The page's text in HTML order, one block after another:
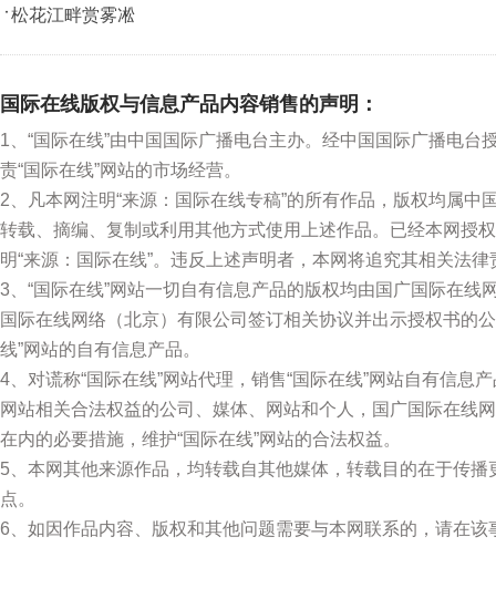
松花江畔赏雾凇
国际在线版权与信息产品内容销售的声明：
1、“国际在线”由中国国际广播电台主办。经中国国际广播电
责“国际在线”网站的市场经营。
2、凡本网注明“来源：国际在线专稿”的所有作品，版权均属
转载、摘编、复制或利用其他方式使用上述作品。已经本网授
明“来源：国际在线”。违反上述声明者，本网将追究其相关法律
3、“国际在线”网站一切自有信息产品的版权均由国广国际在
国际在线网络（北京）有限公司签订相关协议并出示授权书的
线”网站的自有信息产品。
4、对谎称“国际在线”网站代理，销售“国际在线”网站自有信息
网站相关合法权益的公司、媒体、网站和个人，国广国际在线
在内的必要措施，维护“国际在线”网站的合法权益。
5、本网其他来源作品，均转载自其他媒体，转载目的在于传
点。
6、如因作品内容、版权和其他问题需要与本网联系的，请在